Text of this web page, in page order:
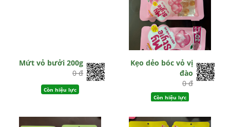
Mứt vỏ bưởi 200g
0 đ
Còn hiệu lực
Kẹo dẻo bóc vỏ vị
đào
0 đ
Còn hiệu lực